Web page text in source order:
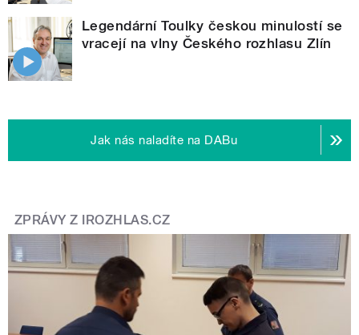
Legendární Toulky českou minulostí se
vracejí na vlny Českého rozhlasu Zlín
Jak nás naladíte na DABu
ZPRÁVY Z IROZHLAS.CZ